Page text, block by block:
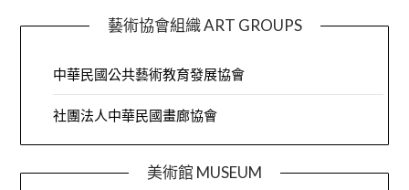
藝術協會組織 ART GROUPS
中華民國公共藝術教育發展協會
社團法人中華民國畫廊協會
美術館 MUSEUM